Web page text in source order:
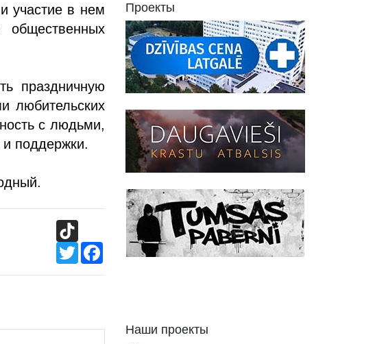
участие в нем
общественных
праздничную
любительских
с людьми,
и поддержки.
TikTok
TwitterFacebook
Проекты
Наши проекты